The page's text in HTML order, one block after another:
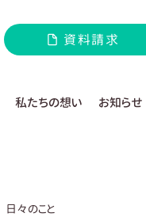
資料請求
私たちの想い お知らせ
日々のこと